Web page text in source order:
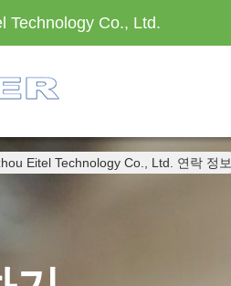
Technology Co., Ltd.
Eitel Technology Co., Ltd. 연락 정보